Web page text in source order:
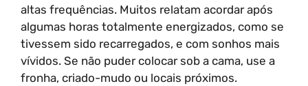
altas frequências. Muitos relatam acordar após
algumas horas totalmente energizados, como se
tivessem sido recarregados, e com sonhos mais
vívidos. Se não puder colocar sob a cama, use a
fronha, criado-mudo ou locais próximos.